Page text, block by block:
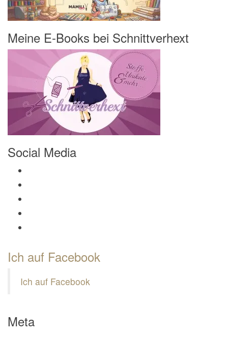
Meine E-Books bei Schnittverhext
Social Media
Ich auf Facebook
Ich auf Facebook
Meta